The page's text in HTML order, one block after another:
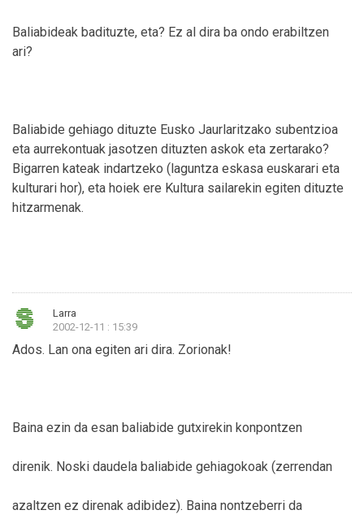
Baliabideak badituzte, eta? Ez al dira ba ondo erabiltzen
ari?
Baliabide gehiago dituzte Eusko Jaurlaritzako subentzioa
eta aurrekontuak jasotzen dituzten askok eta zertarako?
Bigarren kateak indartzeko (laguntza eskasa euskarari eta
kulturari hor), eta hoiek ere Kultura sailarekin egiten dituzte
hitzarmenak.
Larra
2002-12-11 : 15:39
Ados. Lan ona egiten ari dira. Zorionak!
Baina ezin da esan baliabide gutxirekin konpontzen
direnik. Noski daudela baliabide gehiagokoak (zerrendan
azaltzen ez direnak adibidez). Baina nontzeberri da